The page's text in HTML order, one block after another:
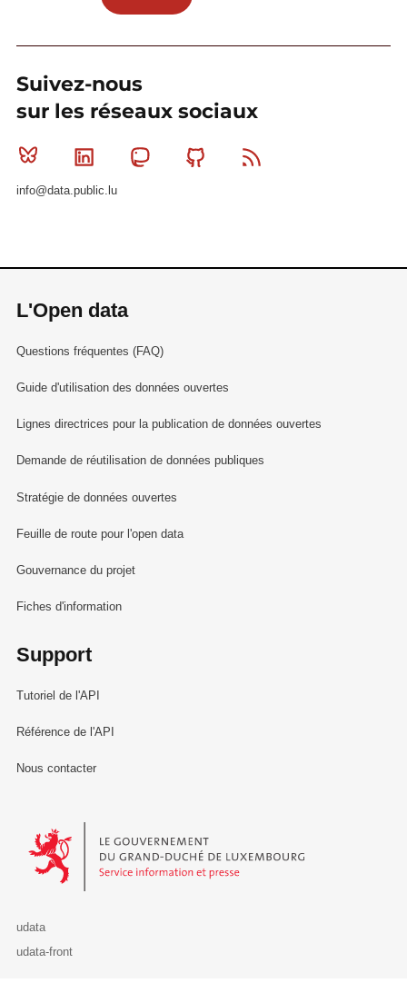
Suivez-nous
sur les réseaux sociaux
Bluesky Linkedin MastodonGithub
info@data.public.lu
L'Open data
Questions fréquentes (FAQ)
Guide d'utilisation des données ouvertes
Lignes directrices pour la publication de données ouvertes
Demande de réutilisation de données publiques
Stratégie de données ouvertes
Feuille de route pour l'open data
Gouvernance du projet
Fiches d'information
Support
Tutoriel de l'API
Référence de l'API
Nous contacter
Le Gouvernement du Grand-Duché de Luxembourg - Service
udata
udata-front